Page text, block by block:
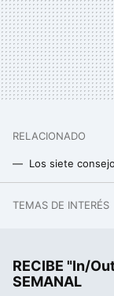
RELACIONADO
TEMAS DE INTERÉS
RECIBE "In/
SEMANAL